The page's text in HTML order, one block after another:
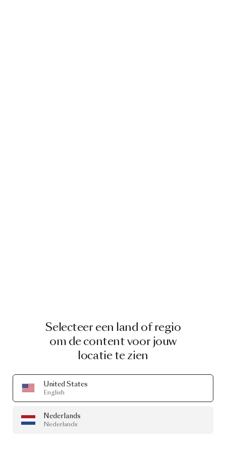
Selecteer een land of regio
om de content voor jouw
locatie te zien
United States
English
Nederlands
Nederlands